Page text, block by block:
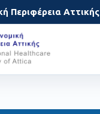
Περιφέρεια Αττικής